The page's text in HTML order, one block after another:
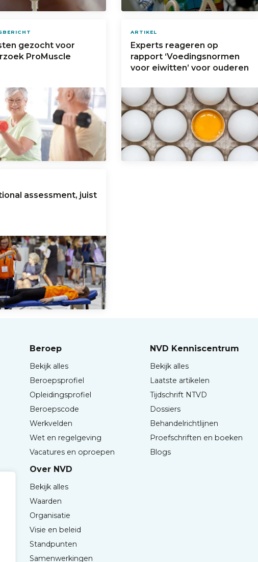
gezocht voor
ProMuscle
ARTIKEL
Experts reageren op
rapport ‘Voedingsnormen
voor eiwitten’ voor ouderen
assessment, juist
Beroep
Bekijk alles
Beroepsprofiel
Opleidingsprofiel
Beroepscode
Werkvelden
Wet en regelgeving
Vacatures en oproepen
NVD Kenniscentrum
Bekijk alles
Laatste artikelen
Tijdschrift NTVD
Dossiers
Behandelrichtlijnen
Proefschriften en boeken
Blogs
Over NVD
Bekijk alles
Waarden
Organisatie
Visie en beleid
Standpunten
Samenwerkingen